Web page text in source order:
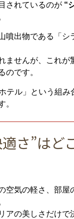
されているのが “
噴出物である「シ
ませんが、これが
のです。
テル」という組み
。
さ”はど
空気の軽さ、部屋
アの美しさだけで